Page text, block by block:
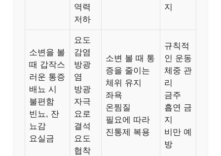
역력
저하
지
소변을 볼
때 갑작스
러운 통증
배뇨 시
불편함
빈뇨, 잔
뇨감
요실금
요도
감염
방광
염
방광
자극
요로
결석
요도
협착
소변 볼 때 통
증을 줄이는
체위 유지
좌욕
온찜질
필요에 따라
진통제 복용
규칙적
인 운동
체중 관
리
금주
흡연 금
지
비만 예
방